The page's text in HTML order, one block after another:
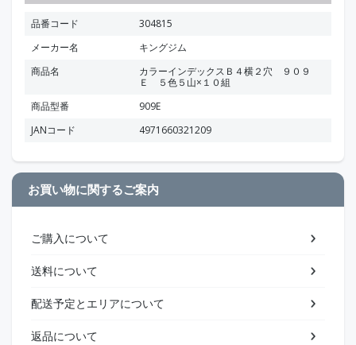
品番コード
304815
メーカー名
キングジム
商品名
カラーインデックスＢ４横２穴 ９０９
Ｅ ５色５山×１０組
商品型番
909E
JANコード
4971660321209
お買い物に関するご案内
ご購入について
送料について
配送予定とエリアについて
返品について